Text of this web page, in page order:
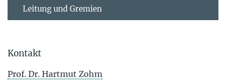
Leitung und Gremien
Kontakt
Prof. Dr. Hartmut Zohm